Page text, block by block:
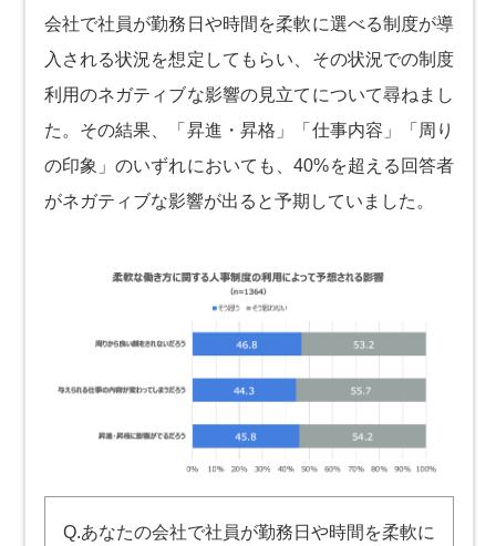
会社で社員が勤務日や時間を柔軟に選べる制度が導
入される状況を想定してもらい、その状況での制度
利用のネガティブな影響の見立てについて尋ねまし
た。その結果、「昇進・昇格」「仕事内容」「周り
の印象」のいずれにおいても、40%を超える回答者
がネガティブな影響が出ると予期していました。
Q.あなたの会社で社員が勤務日や時間を柔軟に